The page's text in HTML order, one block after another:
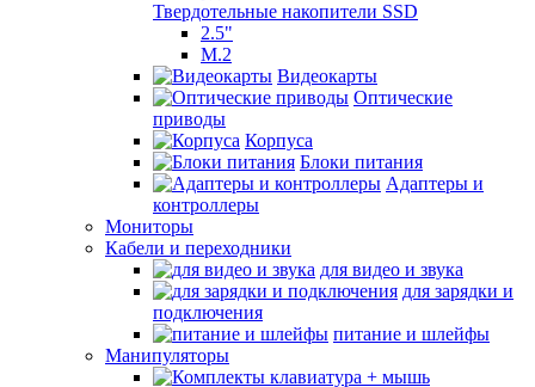
Твердотельные накопители SSD
2.5"
M.2
Видеокарты
Оптические
приводы
Корпуса
Блоки питания
Адаптеры и
контроллеры
Мониторы
Кабели и переходники
для видео и звука
для зарядки и
подключения
питание и шлейфы
Манипуляторы